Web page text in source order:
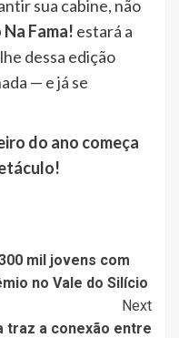
sua cabine, não
Fama! estará a
dessa edição
— e já se
do ano começa
mil jovens com
no Vale do Silício
Next
traz a conexão entre